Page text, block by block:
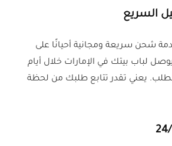
شحن سريعة ومجانية أحيانًا على
لباب بيتك في الإمارات خلال أيام
يعني تقدر تتابع طلبك من لحظة